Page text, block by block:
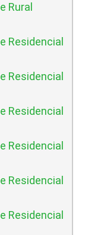
Rural
Residencial
Residencial
Residencial
Residencial
Residencial
Residencial